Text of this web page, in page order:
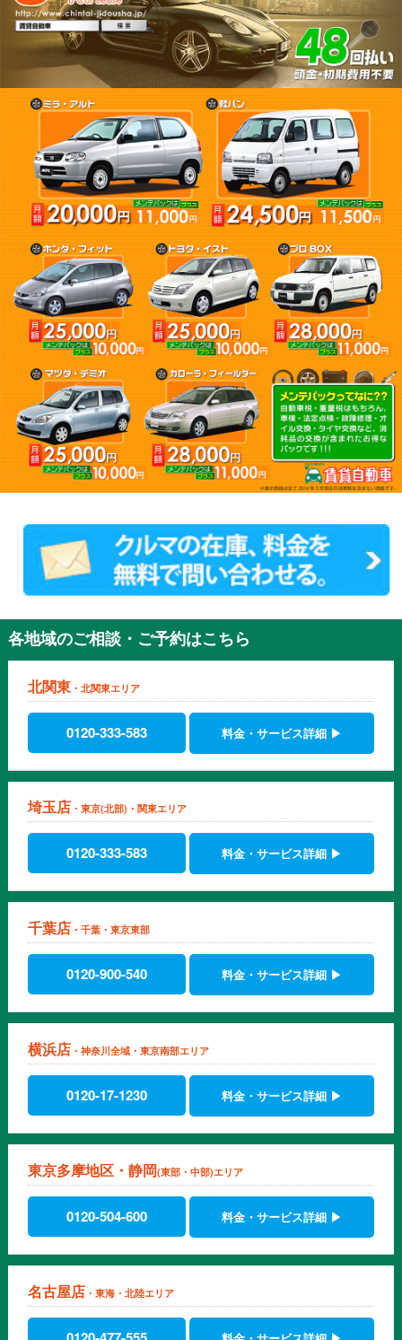
各地域のご相談・ご予約はこちら
北関東 ・北関東エリア
0120-333-583 料金・サービス詳細 ▶
埼玉店 ・東京(北部)・関東エリア
0120-333-583 料金・サービス詳細 ▶
千葉店 ・千葉・東京東部
0120-900-540 料金・サービス詳細 ▶
横浜店 ・神奈川全域・東京南部エリア
0120-17-1230 料金・サービス詳細 ▶
東京多摩地区・静岡(東部・中部)エリア
0120-504-600 料金・サービス詳細 ▶
名古屋店 ・東海・北陸エリア